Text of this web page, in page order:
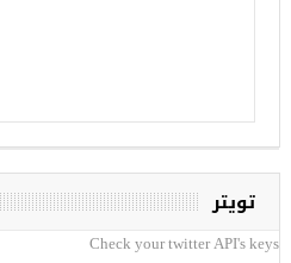
تويتر
Check your twitter API's keys